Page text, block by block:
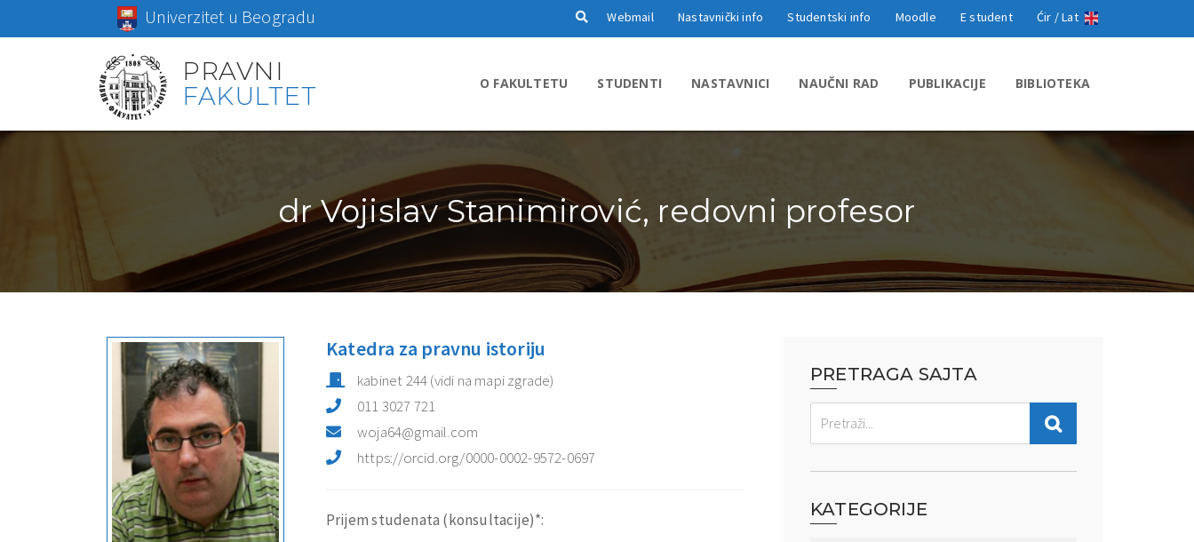
Univerzitet u Beogradu Webmail Nastavnički info Studentski info Moodle E student Ćir /Lat
PRAVNI
FAKULTET
O FAKULTETU STUDENTI NASTAVNICI NAUČNI RAD PUBLIKACIJE BIBLIOTEKA
dr Vojislav Stanimirović, redovni profesor
Katedra za pravnu istoriju
kabinet244(vidi na mapi zgrade)
011 3027 721
woja64@gmail.com
https://orcid.org/0000-0002-9572-0697
Prijem studenata (konsultacije)*:
PRETRAGA SAJTA
KATEGORIJE